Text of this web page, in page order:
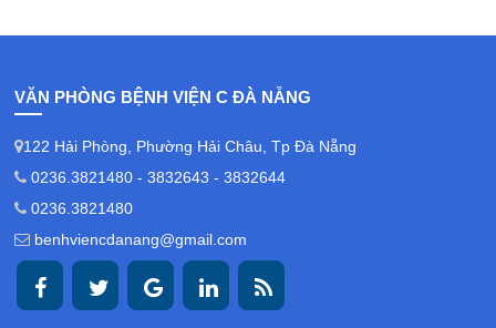
VĂN PHÒNG BỆNH VIỆN C ĐÀ NẴNG
122 Hải Phòng, Phường Hải Châu, Tp Đà Nẵng
0236.3821480 - 3832643 - 3832644
0236.3821480
benhviencdanang@gmail.com